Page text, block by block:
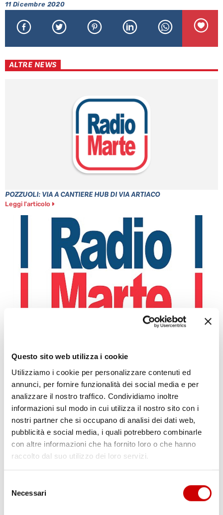
Questo sito web utilizza i cookie
Utilizziamo i cookie per personalizzare contenuti ed
annunci, per fornire funzionalità dei social media e per
analizzare il nostro traffico. Condividiamo inoltre
informazioni sul modo in cui utilizza il nostro sito con i
nostri partner che si occupano di analisi dei dati web,
pubblicità e social media, i quali potrebbero combinarle
con altre informazioni che ha fornito loro o che hanno
raccolto dal suo utilizzo dei loro servizi.
delNecessari
11 Dicembre 2020
ALTRE NEWS
POZZUOLI: VIA A CANTIERE HUB DI VIA ARTIACO
Leggi l'articolo